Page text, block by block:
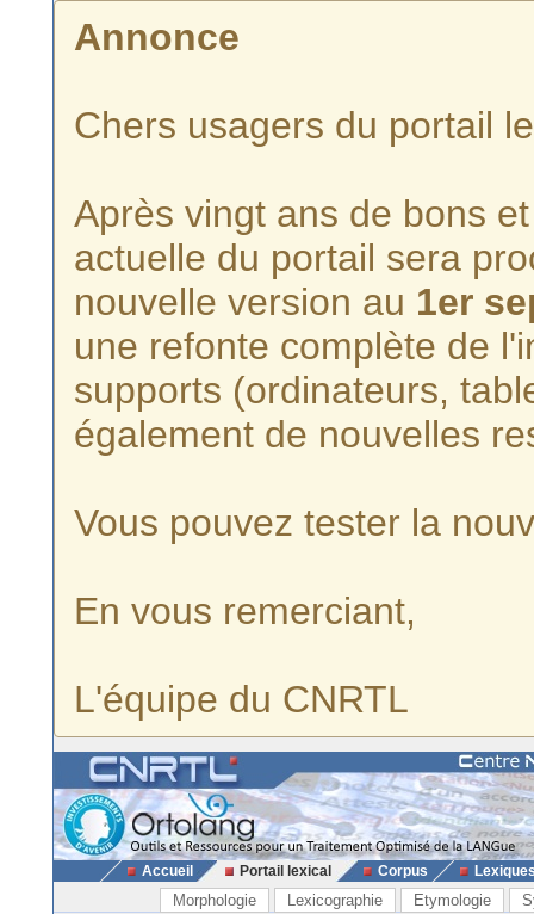
Annonce
Chers usagers du portail
Après vingt ans de bons
actuelle du portail sera
nouvelle version au 1er
une refonte complète de
supports (ordinateurs,
également de nouvelles
Vous pouvez tester la
En vous remerciant,
L'équipe du CNRTL
Accueil Portail lexical Corpus
Morphologie Lexicographie Etymologie